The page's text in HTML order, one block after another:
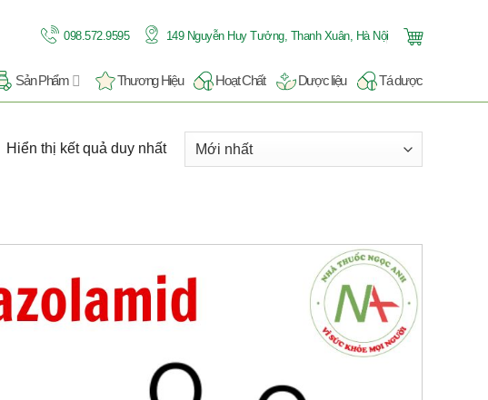
098.572.9595 149 Nguyễn Huy Tưởng, Thanh Xuân, Hà Nội
Sản Phẩm Thương Hiệu Hoạt Chất Dược liệu Tá dược
Hiển thị kết quả duy nhất